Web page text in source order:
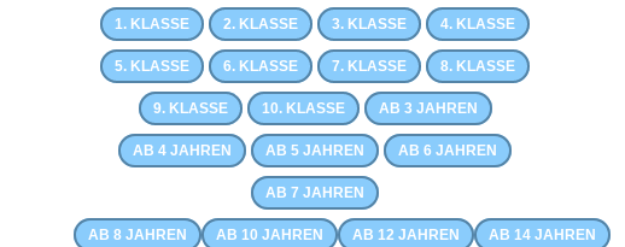
1. KLASSE 2. KLASSE 3. KLASSE 4. KLASSE
5. KLASSE 6. KLASSE 7. KLASSE 8. KLASSE
9. KLASSE 10. KLASSE AB 3 JAHREN
AB 4 JAHREN AB 5 JAHREN AB 6 JAHREN
AB 7 JAHREN
AB 8 JAHREN AB 10 JAHREN AB 12 JAHREN AB 14 JAHREN